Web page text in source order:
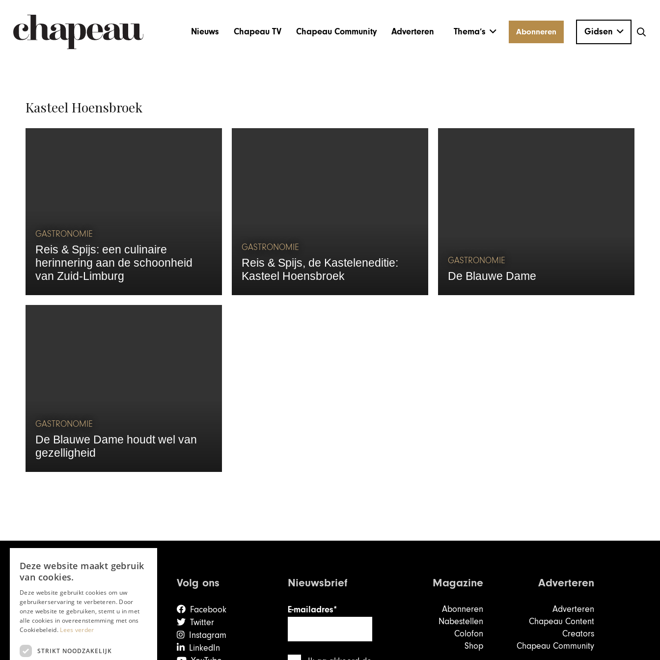
Nieuws Chapeau TV Chapeau Community Adverteren Thema’s Abonneren Gidsen
Kasteel Hoensbroek
GASTRONOMIE
Reis & Spijs: een culinaire
herinnering aan de schoonheid
van Zuid-Limburg
GASTRONOMIE
Reis & Spijs, de Kasteleneditie:
Kasteel Hoensbroek
GASTRONOMIE
De Blauwe Dame
GASTRONOMIE
De Blauwe Dame houdt wel van
gezelligheid
Volg ons
Facebook
Twitter
Instagram
LinkedIn
Nieuwsbrief
E-mailadres*
Magazine
Abonneren
Nabestellen
Colofon
Shop
Adverteren
Adverteren
Chapeau Content
Creators
Chapeau Community
Deze website maakt gebruik
van cookies.
Deze website gebruikt cookies om uw
gebruikerservaring te verbeteren. Door
onze website te gebruiken, stemt u in met
alle cookies in overeenstemming met ons
Cookiebeleid. Lees verder
STRIKT NOODZAKELIJK